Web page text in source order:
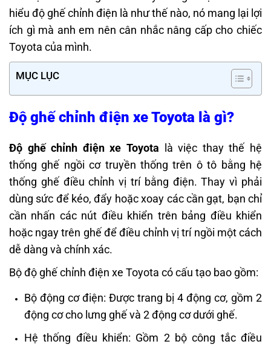
hiểu độ ghế chỉnh điện là như thế nào, nó mang lại lợi
ích gì mà anh em nên cân nhắc nâng cấp cho chiếc
Toyota của mình.
MỤC LỤC
Độ ghế chỉnh điện xe Toyota là gì?
Độ ghế chỉnh điện xe Toyota là việc thay thế hệ
thống ghế ngồi cơ truyền thống trên ô tô bằng hệ
thống ghế điều chỉnh vị trí bằng điện. Thay vì phải
dùng sức để kéo, đẩy hoặc xoay các cần gạt, bạn chỉ
cần nhấn các nút điều khiển trên bảng điều khiển
hoặc ngay trên ghế để điều chỉnh vị trí ngồi một cách
dễ dàng và chính xác.
Bộ độ ghế chỉnh điện xe Toyota có cấu tạo bao gồm:
Bộ động cơ điện: Được trang bị 4 động cơ, gồm 2
động cơ cho lưng ghế và 2 động cơ dưới ghế.
Hệ thống điều khiển: Gồm 2 bộ công tắc điều